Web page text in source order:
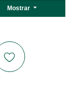
Mostrar